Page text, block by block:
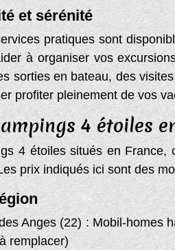
et sérénité
pratiques sont
à organiser vos
sorties en bateau, des
profiter pleinement de vos
4 étoiles
4 étoiles situés en
prix indiqués ici sont des
Anges (22) : Mobil-homes
remplacer)